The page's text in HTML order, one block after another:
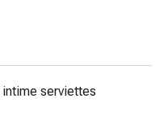
intime serviettes